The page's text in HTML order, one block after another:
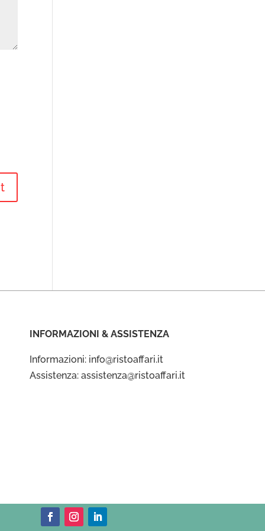
INFORMAZIONI & ASSISTENZA
Informazioni: info@ristoaffari.it
Assistenza: assistenza@ristoaffari.it